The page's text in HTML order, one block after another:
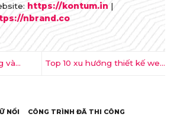
https://kontum.in |
nbrand.co
và
Top 10 xu hướng thiết kế web
NỔI CÔNG TRÌNH ĐÃ THI CÔNG